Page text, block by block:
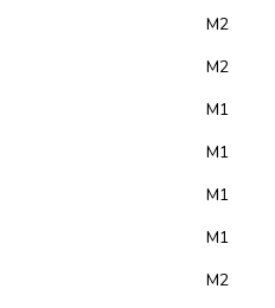
M2
M2
M1
M1
M1
M1
M2